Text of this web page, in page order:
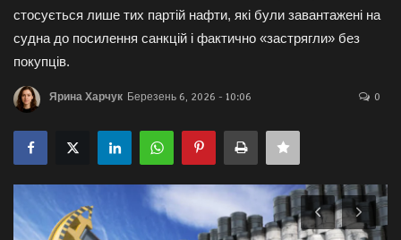
Суспільство
Галерея
Політика
Економіка
Технології
стосується лише тих партій нафти, які були завантажені на
судна до посилення санкцій і фактично «застрягли» без
покупців.
Ярина Харчук Березень 6, 2026 - 10:06 0